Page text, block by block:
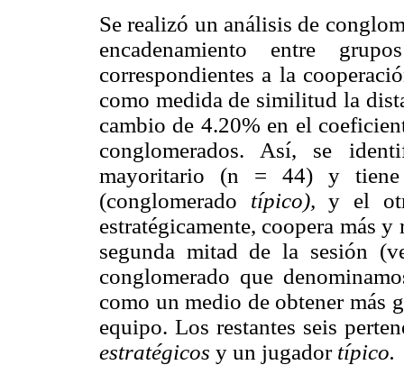
Se realizó un análisis de
encadenamiento entre
correspondientes a la
como medida de similitud la
cambio de 4.20% en el
conglomerados. Así, se
mayoritario (n = 44) y
(conglomerado típico), y el
estratégicamente, coopera más
segunda mitad de la sesión
conglomerado que
como un medio de obtener más
equipo. Los restantes seis
estratégicos y un jugador típico.